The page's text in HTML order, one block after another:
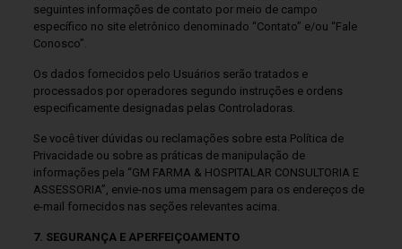
seguintes informações de contato por meio de campo
específico no site eletrônico denominado “Contato” e/ou “Fale
Conosco”.
Os dados fornecidos pelo Usuários serão tratados e
processados por operadores segundo instruções e ordens
especificamente designadas pelas Controladoras.
Se você tiver dúvidas ou reclamações sobre esta Política de
Privacidade ou sobre as práticas de manipulação de
informações pela “GM FARMA & HOSPITALAR CONSULTORIA E
ASSESSORIA”, envie-nos uma mensagem para os endereços de
e-mail fornecidos nas seções relevantes acima.
7. SEGURANÇA E APERFEIÇOAMENTO